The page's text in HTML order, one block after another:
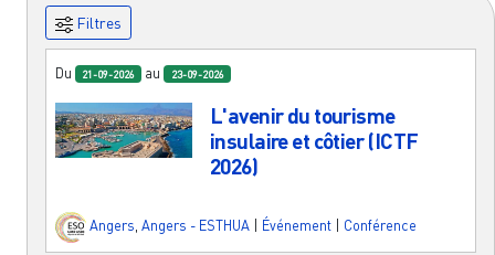
Filtres
Du 21-09-2026 au 23-09-2026
L'avenir du tourisme
insulaire et côtier (ICTF
2026)
Angers Angers - ESTHUA Événement Conférence